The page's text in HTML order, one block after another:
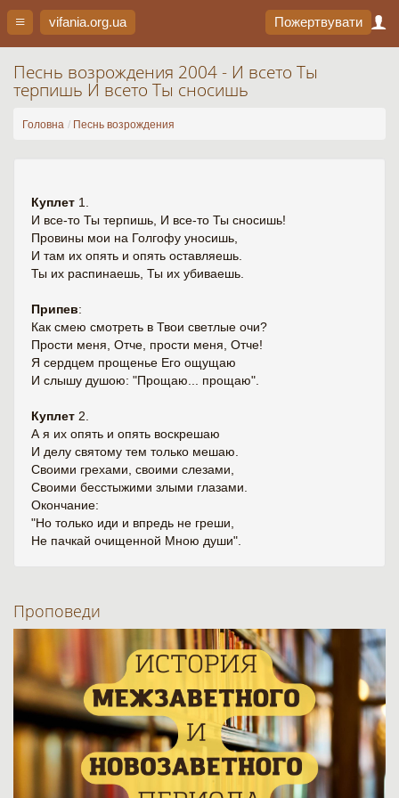
vifania.org.ua Пожертвувати
Песнь возрождения 2004 - И всето Ты
терпишь И всето Ты сносишь
Головна Песнь возрождения
Куплет 1.
И все-то Ты терпишь, И все-то Ты сносишь!
Провины мои на Голгофу уносишь,
И там их опять и опять оставляешь.
Ты их распинаешь, Ты их убиваешь.
Припев:
Как смею смотреть в Твои светлые очи?
Прости меня, Отче, прости меня, Отче!
Я сердцем прощенье Его ощущаю
И слышу душою: "Прощаю... прощаю".
Куплет 2.
А я их опять и опять воскрешаю
И делу святому тем только мешаю.
Своими грехами, своими слезами,
Своими бесстыжими злыми глазами.
Окончание:
"Но только иди и впредь не греши,
Не пачкай очищенной Мною души".
Проповеди